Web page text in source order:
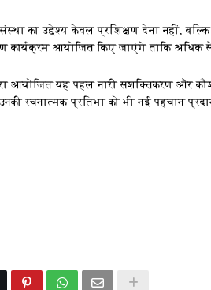
संस्था का उद्देश्य केवल प्रशिक्षण देना नहीं,
कार्यक्रम आयोजित किए जाएंगे ताकि
आयोजित यह पहल नारी सशक्तिकरण और
रचनात्मक प्रतिभा को भी नई पहचान